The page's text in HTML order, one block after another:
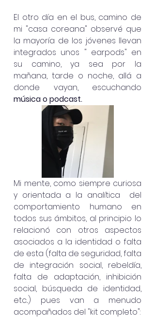
El otro día en el bus, camino de
mi "casa coreana" observé que
la mayoría de los jóvenes llevan
integrados unos " earpods" en
su camino, ya sea por la
mañana, tarde o noche, allá a
música o podcast.
Mi mente, como siempre curiosa
y orientada a la analítica  del
comportamiento humano en
todos sus ámbitos, al principio lo
relacionó con otros aspectos
asociados a la identidad o falta
de esta (falta de seguridad, falta
de integración social, rebeldía,
falta de adaptación, inhibición
social, búsqueda de identidad,
etc...) pues van a menudo
acompañados del "kit completo":